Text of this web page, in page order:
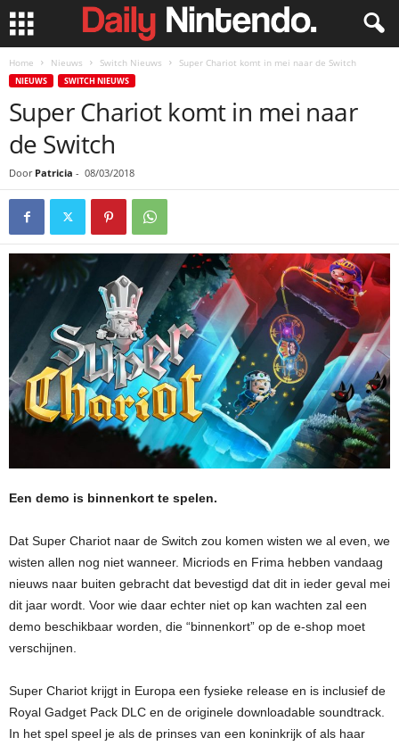
Home Nieuws Switch Nieuws Super Chariot komt in mei naar de Switch
NIEUWS SWITCH NIEUWS
Super Chariot komt in mei naar
de Switch
Door Patricia - 08/03/2018
Een demo is binnenkort te spelen.
Dat Super Chariot naar de Switch zou komen wisten we al even, we
wisten allen nog niet wanneer. Micriods en Frima hebben vandaag
nieuws naar buiten gebracht dat bevestigd dat dit in ieder geval mei
dit jaar wordt. Voor wie daar echter niet op kan wachten zal een
demo beschikbaar worden, die “binnenkort” op de e-shop moet
verschijnen.
Super Chariot krijgt in Europa een fysieke release en is inclusief de
Royal Gadget Pack DLC en de originele downloadable soundtrack.
In het spel speel je als de prinses van een koninkrijk of als haar